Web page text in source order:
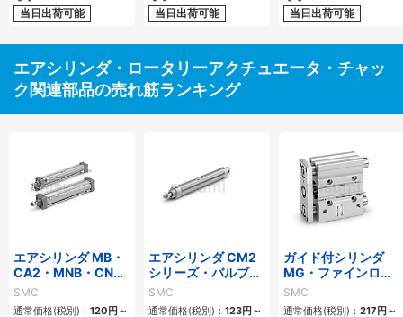
当日出荷可能 当日出荷可能 当日出荷可能
エアシリンダ・ロータリーアクチュエータ・チャッ
ク関連部品の売れ筋ランキング
エアシリンダ MB・
CA2・MNB・CNA2
シリーズ パッキンセ
ット ロックユニット
SMC
通常価格(税別)： 120円～
エアシリンダ CM2
シリーズ・バルブ付
エアシリンダ CVシ
リーズ パッキンセッ
SMC
通常価格(税別)： 123円～
ガイド付シリンダ
MG・ファインロッ
クシリンダ CLG1・
ロック付シリンダ
SMC
通常価格(税別)： 217円～